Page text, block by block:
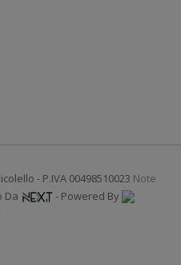
- P.IVA 00498510023 Note
Da - Powered By